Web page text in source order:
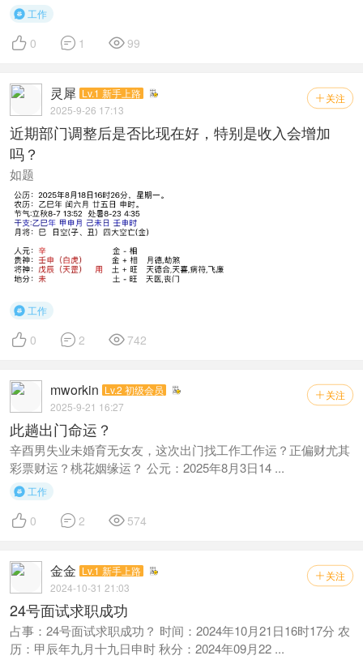
 工作
 0  1 99
 关注
灵犀 Lv.1 新手上路
2025-9-26 17:13
近期部门调整后是否比现在好，特别是收入会增加
吗？
如题
 工作
 0  2  742
 关注
mworkin Lv.2 初级会员
2025-9-21 16:27
此趟出门命运？
辛酉男失业未婚育无女友，这次出门找工作工作运？正偏财尤其
彩票财运？桃花姻缘运？ 公元：2025年8月3日14 ...
 工作
 0  2  574
 关注
金金 Lv.1 新手上路
2024-10-31 21:03
24号面试求职成功
占事：24号面试求职成功？ 时间：2024年10月21日16时17分 农
历：甲辰年九月十九日申时 秋分：2024年09月22 ...